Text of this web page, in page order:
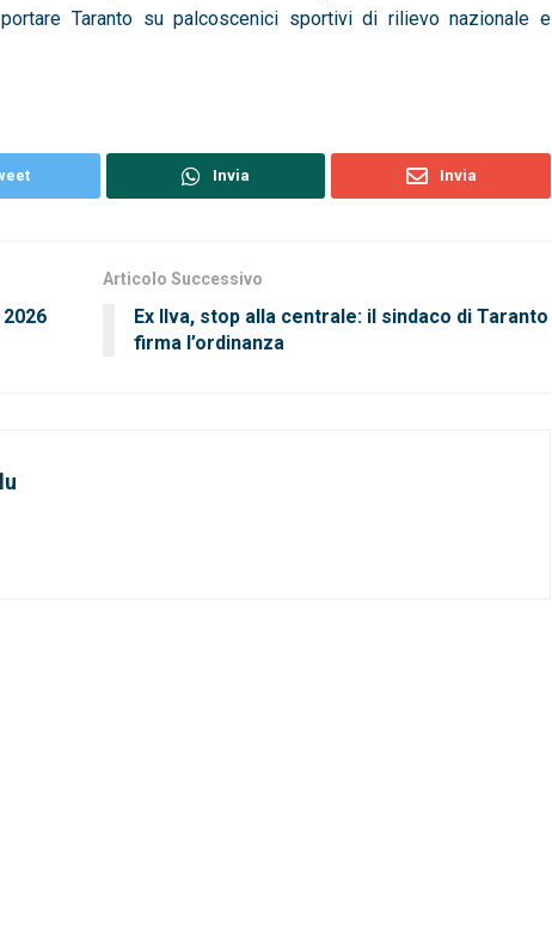
Taranto su palcoscenici sportivi di rilievo nazionale e
Invia Invia
Articolo Successivo
Ex Ilva, stop alla centrale: il sindaco di Taranto
firma l’ordinanza